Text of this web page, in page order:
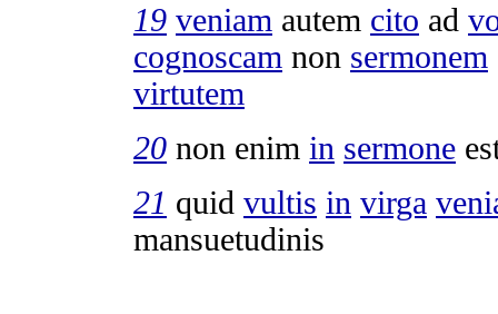
19 veniam autem cito ad
cognoscam non sermonem
virtutem
20 non enim in sermone
21 quid vultis in virga
mansuetudinis